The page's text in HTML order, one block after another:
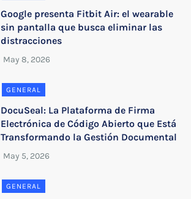
Google presenta Fitbit Air: el wearable
sin pantalla que busca eliminar las
distracciones
GENERAL
DocuSeal: La Plataforma de Firma
Electrónica de Código Abierto que Está
Transformando la Gestión Documental
GENERAL